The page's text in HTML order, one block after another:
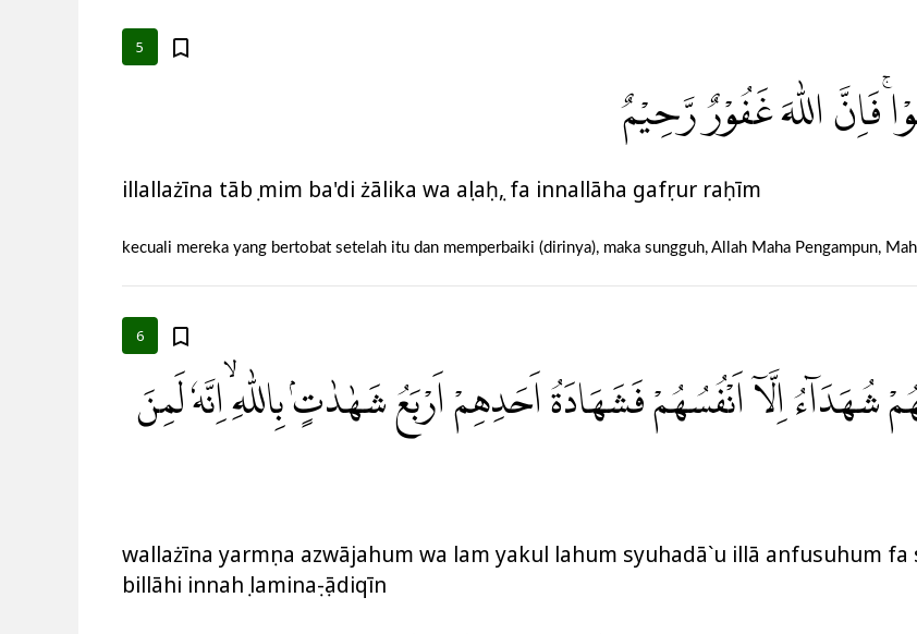
5
فَاِنَّ اللّٰهَ غَفُوْرٌ رَّحِيْمٌ
illallażīna tābụ mim ba'di żālika wa aṣlaḥụ, fa innallāha gafụrur raḥīm
kecuali mereka yang bertobat setelah itu dan memperbaiki (dirinya), maka sungguh, Allah Maha Pengampun,
6
شُهَدَاۤءُ اِلَّآ اَنْفُسُهُمْ فَشَهَادَةُ اَحَدِهِمْ اَرْبَعُ شَهٰدٰتٍۢ بِاللّٰهِ ۙاِنَّهٗ لَمِنَ
wallażīna yarmụna azwājahum wa lam yakul lahum syuhadā`u illā anfusuhum
billāhi innahụ laminaṣ-ṣādiqīn